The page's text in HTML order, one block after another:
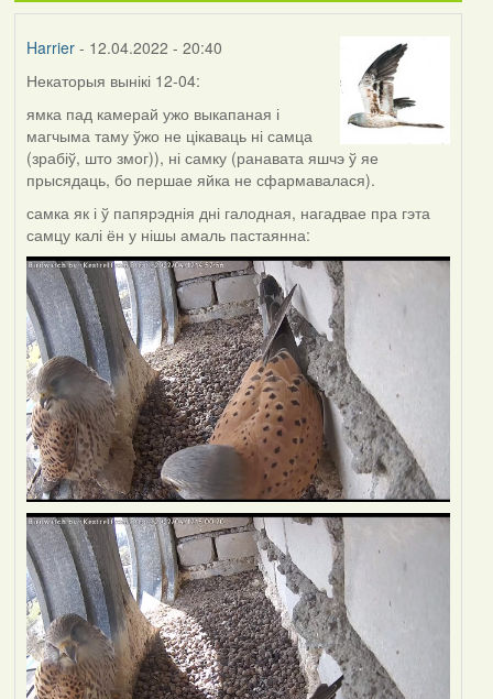
Harrier- 12.04.2022 - 20:40
Некаторыя вынікі 12-04:
ямка пад камерай ужо выкапаная і
магчыма таму ўжо не цікаваць ні самца
(зрабіў, што змог)), ні самку (ранавата яшчэ ў яе
прысядаць, бо першае яйка не сфармавалася).
самка як і ў папярэднія дні галодная, нагадвае пра гэта
самцу калі ён у нішы амаль пастаянна: